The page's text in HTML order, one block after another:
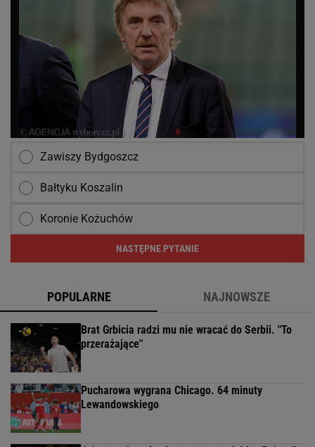
Zawiszy Bydgoszcz
Bałtyku Koszalin
Koronie Kożuchów
NASTĘPNE PYTANIE
POPULARNE NAJNOWSZE
Brat Grbicia radzi mu nie wracać do Serbii. "To
przerażające"
Pucharowa wygrana Chicago. 64 minuty
Lewandowskiego